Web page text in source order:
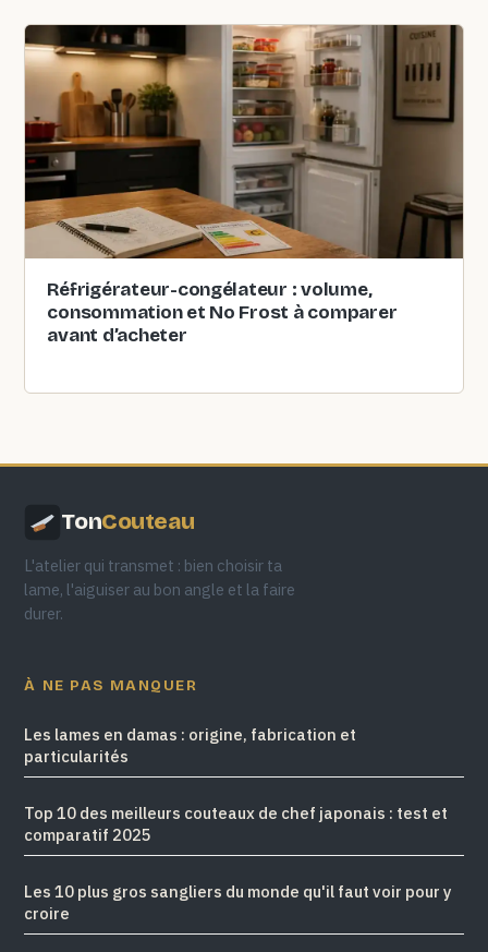
Réfrigérateur-congélateur : volume,
consommation et No Frost à comparer
avant d’acheter
TonCouteau
L'atelier qui transmet : bien choisir ta
lame, l'aiguiser au bon angle et la faire
durer.
À NE PAS MANQUER
Les lames en damas : origine, fabrication et
particularités
Top 10 des meilleurs couteaux de chef japonais : test et
comparatif 2025
Les 10 plus gros sangliers du monde qu'il faut voir pour y
croire